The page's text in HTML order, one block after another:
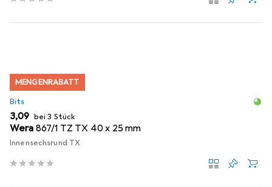
MENGENRABATT
Bits
EUR
3,09 bei 3 Stück
Wera 867/1 TZ TX 40 x 25 mm
Innensechsrund TX